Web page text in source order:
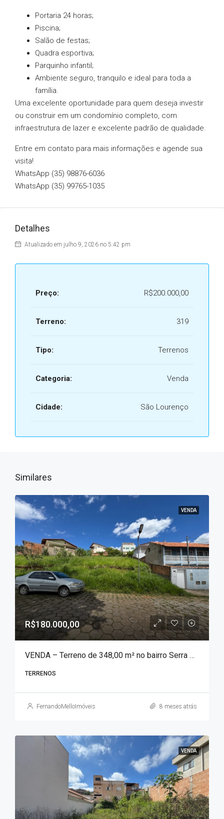
Portaria 24 horas;
Piscina;
Salão de festas;
Quadra esportiva;
Parquinho infantil;
Ambiente seguro, tranquilo e ideal para toda a
família.
Uma excelente oportunidade para quem deseja investir
ou construir em um condomínio completo, com
infraestrutura de lazer e excelente padrão de qualidade.
Entre em contato para mais informações e agende sua
visita!
WhatsApp (35) 98876-6036
WhatsApp (35) 99765-1035
Detalhes
Atualizado em julho 9, 2026 no 5:42 pm
Preço: R$200.000,00
Terreno: 319
Tipo: Terrenos
Categoria: Venda
Cidade: São Lourenço
Similares
VENDA
R$180.000,00
VENDA – Terreno de 348,00 m² no bairro Serra Azul!!!
TERRENOS
FernandoMelloImóveis 8 meses atrás
VENDA